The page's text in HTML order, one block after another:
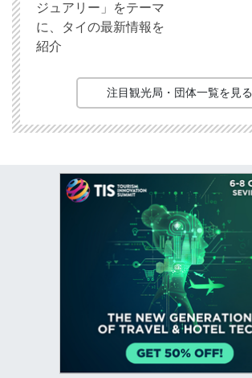
ジュアリー」をテーマ
に、タイの最新情報を
紹介
注目観光局・団体一覧を見る